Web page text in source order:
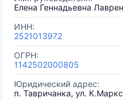
Елена Геннадьевна
ИНН:
2521013972
ОГРН:
1142502000805
Юридический адрес:
п. Тавричанка, ул.